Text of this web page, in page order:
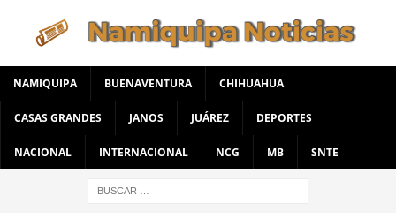
NAMIQUIPA BUENAVENTURA CHIHUAHUA
CASAS GRANDES JANOS JUÁREZ DEPORTES
NACIONAL INTERNACIONAL NCG MB SNTE